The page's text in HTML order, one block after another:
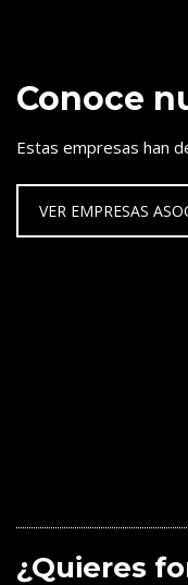
Conoce
Estas empresas han
VER EMPRESAS
¿Quieres